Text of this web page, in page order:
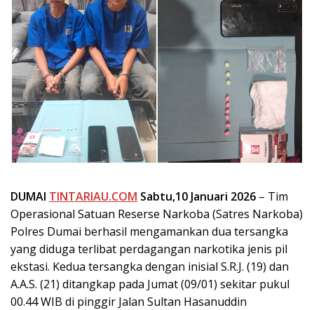
DUMAI TINTARIAU.COM Sabtu,10 Januari 2026 – Tim
Operasional Satuan Reserse Narkoba (Satres Narkoba)
Polres Dumai berhasil mengamankan dua tersangka
yang diduga terlibat perdagangan narkotika jenis pil
ekstasi. Kedua tersangka dengan inisial S.R.J. (19) dan
A.A.S. (21) ditangkap pada Jumat (09/01) sekitar pukul
00.44 WIB di pinggir Jalan Sultan Hasanuddin